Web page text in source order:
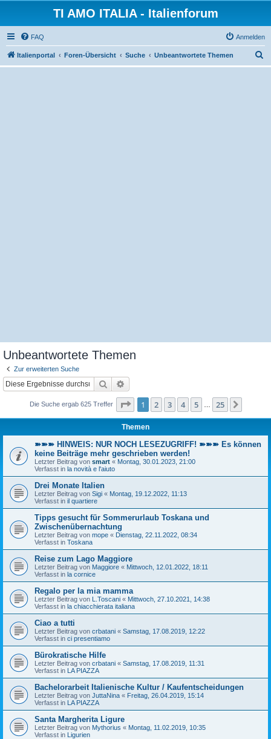
TI AMO ITALIA - Italienforum
FAQ Anmelden
Italienportal Foren-Übersicht Suche Unbeantwortete Themen
u
Unbeantwortete Themen
Zur erweiterten Suche
Suche
Die Suche ergab 625 Treffer Seite 1von 25
1 2 3 4 5 25
Themen
➽➽➽ HINWEIS: NUR NOCH LESEZUGRIFF! ➽➽➽ Es können
keine Beiträge mehr geschrieben werden!
Letzter Beitrag von smart « Montag, 30.01.2023, 21:00
Verfasst in la novità e l'aiuto
Drei Monate Italien
Letzter Beitrag von Sigi « Montag, 19.12.2022, 11:13
Verfasst in il quartiere
Tipps gesucht für Sommerurlaub Toskana und
Zwischenübernachtung
Letzter Beitrag von mope « Dienstag, 22.11.2022, 08:34
Verfasst in Toskana
Reise zum Lago Maggiore
Letzter Beitrag von Maggiore « Mittwoch, 12.01.2022, 18:11
Verfasst in la cornice
Regalo per la mia mamma
Letzter Beitrag von L.Toscani « Mittwoch, 27.10.2021, 14:38
Verfasst in la chiacchierata italiana
Ciao a tutti
Letzter Beitrag von crbatani « Samstag, 17.08.2019, 12:22
Verfasst in ci presentiamo
Bürokratische Hilfe
Letzter Beitrag von crbatani « Samstag, 17.08.2019, 11:31
Verfasst in LA PIAZZA
Bachelorarbeit Italienische Kultur / Kaufentscheidungen
Letzter Beitrag von JuttaNina « Freitag, 26.04.2019, 15:14
Verfasst in LA PIAZZA
Santa Margherita Ligure
Letzter Beitrag von Mythorius « Montag, 11.02.2019, 10:35
Verfasst in Ligurien